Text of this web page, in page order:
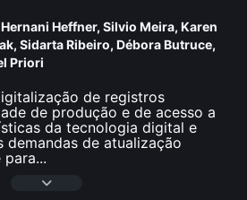
Hernani Heffner, Silvio Meira, Karen
, Sidarta Ribeiro, Débora Butruce,
Priori
de registros
de produção e de acesso a
da tecnologia digital e
demandas de atualização
para...